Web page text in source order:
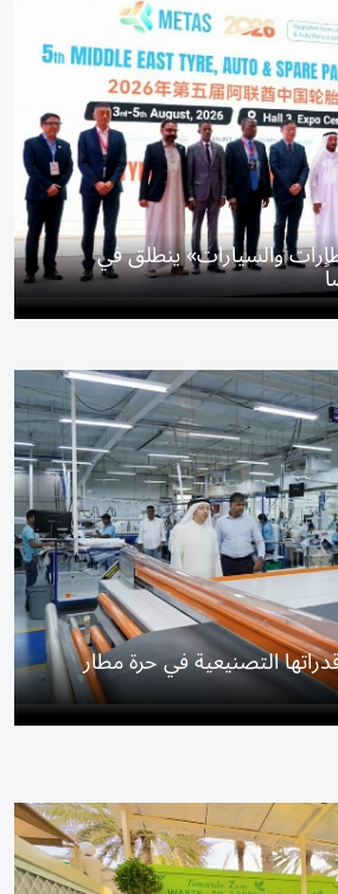
والسيارات» ينطلق في
التصنيعية في حرة مطار